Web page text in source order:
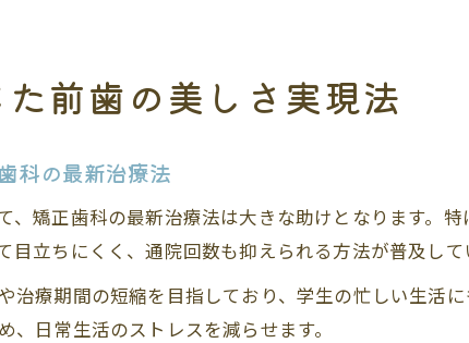
前歯の美しさ実現法
科の最新治療法
、矯正歯科の最新治療法は大きな助けとなります。
目立ちにくく、通院回数も抑えられる方法が普及して
治療期間の短縮を目指しており、学生の忙しい生活
日常生活のストレスを減らせます。